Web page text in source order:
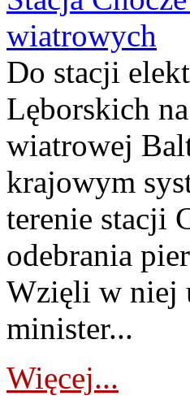
wiatrowych
Do stacji
Lęborskich
wiatrowej
krajowym
terenie stacji
odebrania
Wzięli w niej
minister...
Więcej...